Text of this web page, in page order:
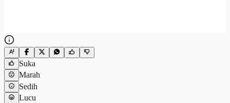
Suka
Marah
Sedih
Lucu